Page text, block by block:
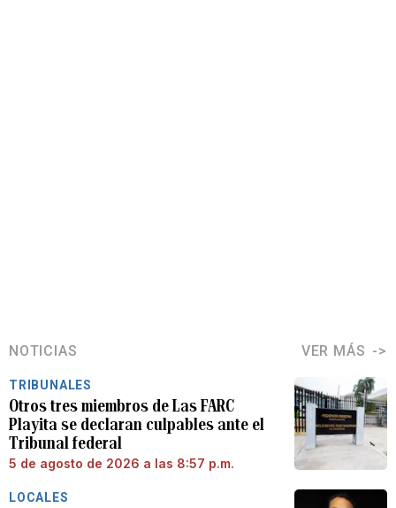
NOTICIAS VER MÁS
TRIBUNALES
Otros tres miembros de Las FARC
Playita se declaran culpables ante el
Tribunal federal
5 de agosto de 2026 a las 8:57 p.m.
LOCALES